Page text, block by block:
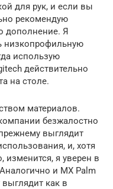
для рук, и если вы
рекомендую
дополнение. Я
низкопрофильную
использую
действительно
на столе.
материалов.
безжалостно
выглядит
и, хотя
изменится, я уверен в
и MX Palm
как в